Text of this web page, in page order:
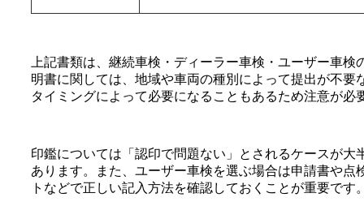
上記書類は、継続車検・ディーラー車検・ユーザー車
明書に関しては、地域や車両の種別によって提出が不
タイミングによって必要になることもあるため注意が必
印鑑については「認印で問題ない」とされるケースが
あります。また、ユーザー車検を選ぶ場合は申請書や
トなどで正しい記入方法を確認しておくことが重要です